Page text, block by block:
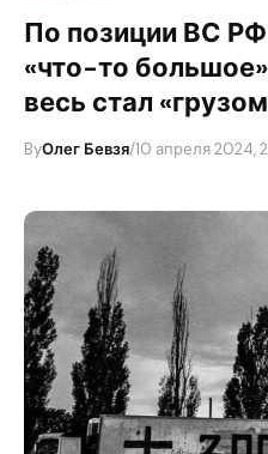
​По позиции ВС
«что-то
весь стал
ByОлег Бевзя/10 апреля 2024,